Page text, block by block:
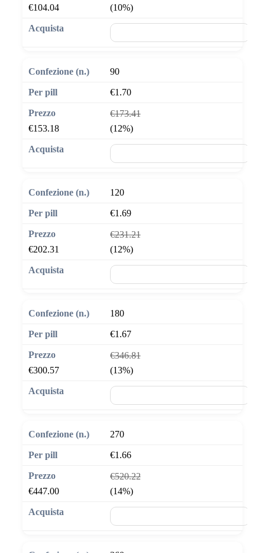
€104.04
(10%)
90
€1.70
€173.41
€153.18
(12%)
120
€1.69
€231.21
€202.31
(12%)
180
€1.67
€346.81
€300.57
(13%)
270
€1.66
€520.22
€447.00
(14%)